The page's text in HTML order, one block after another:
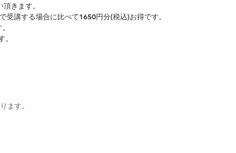
きます。
講する場合に比べて1650円分(税込)お得です。
ます。